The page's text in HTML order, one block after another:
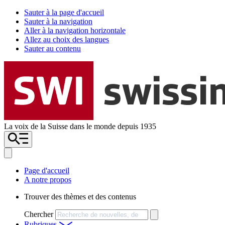
Sauter à la page d'accueil
Sauter à la navigation
Aller à la navigation horizontale
Allez au choix des langues
Sauter au contenu
La voix de la Suisse dans le monde depuis 1935
Page d'accueil
A notre propos
Trouver des thèmes et des contenus
Chercher